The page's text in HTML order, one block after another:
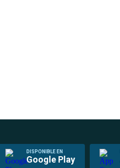
DISPONIBLE EN
Google Play